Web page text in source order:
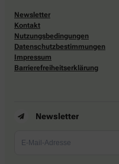
Newsletter
Kontakt
Nutzungsbedingungen
Datenschutzbestimmungen
Impressum
Barrierefreiheitserklärung
Newsletter